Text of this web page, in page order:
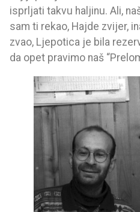
isprljati takvu haljinu. Ali,
sam ti rekao, Hajde zvijer,
zvao, Ljepotica je bila
da opet pravimo naš